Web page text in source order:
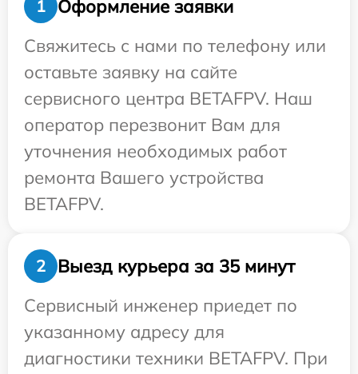
1
Оформление заявки
Свяжитесь с нами по телефону или
оставьте заявку на сайте
сервисного центра BETAFPV. Наш
оператор перезвонит Вам для
уточнения необходимых работ
ремонта Вашего устройства
BETAFPV.
2
Выезд курьера за 35 минут
Сервисный инженер приедет по
указанному адресу для
диагностики техники BETAFPV. При